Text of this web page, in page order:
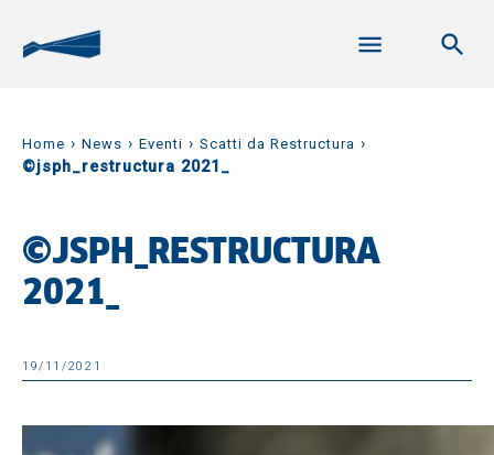
Home › News › Eventi › Scatti da Restructura ›
©jsph_restructura 2021_
©JSPH_RESTRUCTURA
2021_
19/11/2021